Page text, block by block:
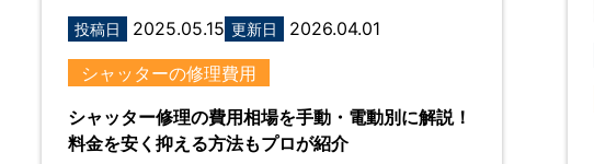
投稿日 2025.05.15 更新日 2026.04.01
シャッターの修理費用
シャッター修理の費用相場を手動・電動別に解説！
料金を安く抑える方法もプロが紹介